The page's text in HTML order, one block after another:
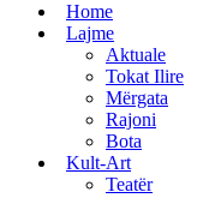
Home
Lajme
Aktuale
Tokat Ilire
Mërgata
Rajoni
Bota
Kult-Art
Teatër